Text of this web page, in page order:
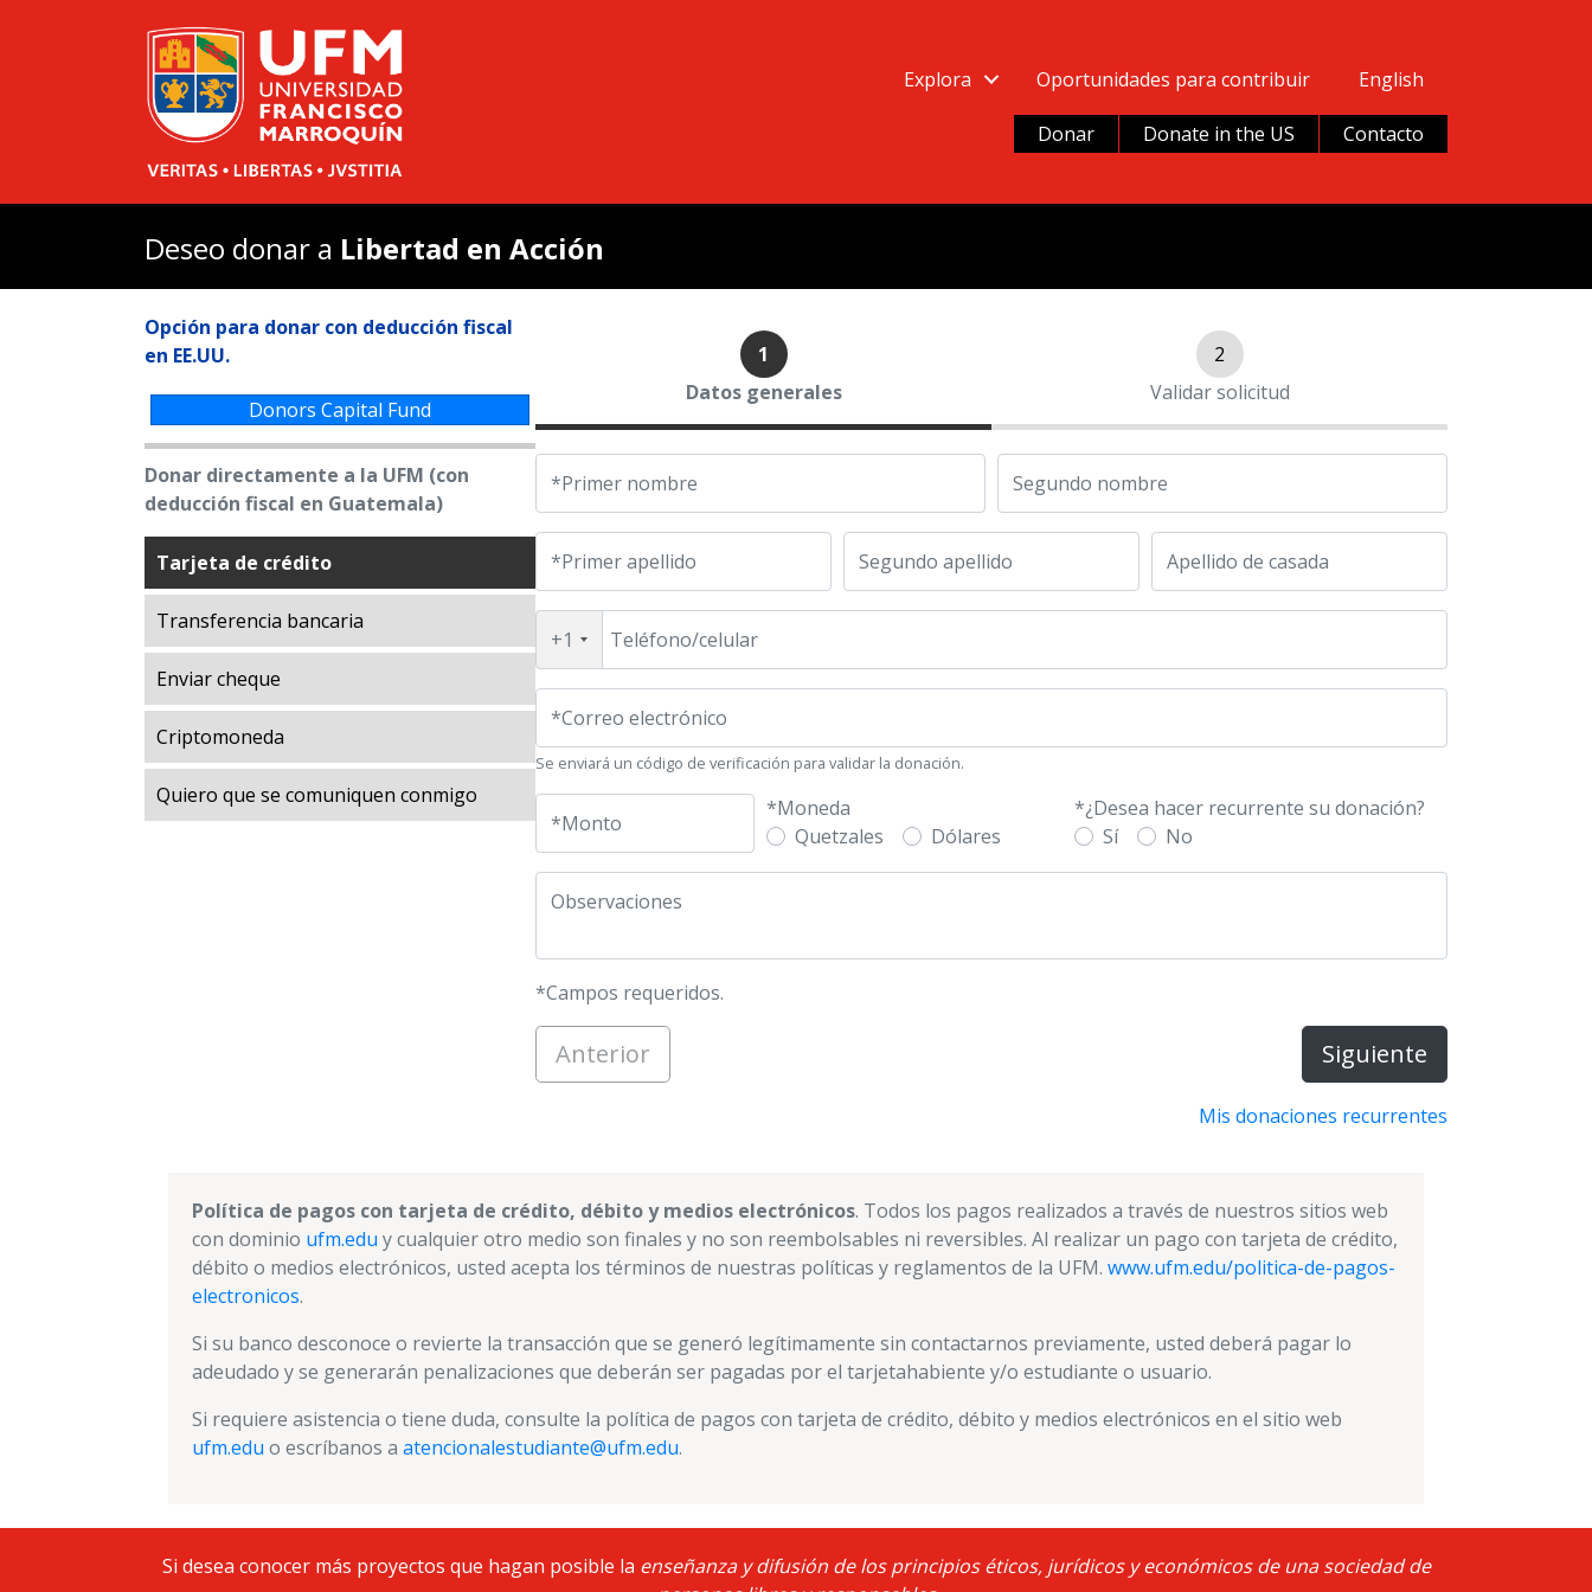
Explora Oportunidades para contribuir English
Donar Donate in the US Contacto
Deseo donar a Libertad en Acción
Opción para donar con deducción fiscal
en EE.UU.
Donors Capital Fund
Donar directamente a la UFM (con
deducción fiscal en Guatemala)
Tarjeta de crédito
Transferencia bancaria
Enviar cheque
Criptomoneda
Quiero que se comuniquen conmigo
1
Datos generales
2
Validar solicitud
*Primer nombre Segundo nombre
*Primer apellido Segundo apellido Apellido de casada
+1 Teléfono/celular
*Correo electrónico
Se enviará un código de verificación para validar la donación.
*Monto
*Moneda
Quetzales
Dólares
*¿Desea hacer recurrente su donación?
Sí
No
Observaciones
*Campos requeridos.
Anterior Siguiente
Mis donaciones recurrentes
Política de pagos con tarjeta de crédito, débito y medios electrónicos. Todos los pagos realizados a través de nuestros sitios web
con dominio ufm.edu y cualquier otro medio son finales y no son reembolsables ni reversibles. Al realizar un pago con tarjeta de crédito,
débito o medios electrónicos, usted acepta los términos de nuestras políticas y reglamentos de la UFM. www.ufm.edu/politica-de-pagos-
electronicos.
Si su banco desconoce o revierte la transacción que se generó legítimamente sin contactarnos previamente, usted deberá pagar lo
adeudado y se generarán penalizaciones que deberán ser pagadas por el tarjetahabiente y/o estudiante o usuario.
Si requiere asistencia o tiene duda, consulte la política de pagos con tarjeta de crédito, débito y medios electrónicos en el sitio web
ufm.edu o escríbanos a atencionalestudiante@ufm.edu.
Si desea conocer más proyectos que hagan posible la enseñanza y difusión de los principios éticos, jurídicos y económicos de una sociedad de
Antigua Forum
Beca a la excelencia Doctor Rafael Minondo
Casa Popenoe
Centro para el Análisis de las Decisiones Públicas —CADEP—
arboretumconserva el medioambiente en la UFM
Exploraciones sobre la Historia
Exploraciones sobre la Libertad
Giving Day
Libertad en Acción
Luces de desarrollo
Manuel F. Ayau Society
Mapoteca
Market Trends
Museo Popol Vuh
Programa de becas ITA (Impulso al Talento Académico)
Prosperity Lab